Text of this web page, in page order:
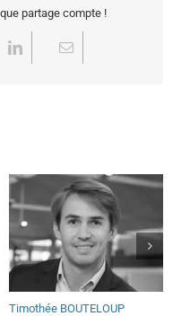
partage compte !
LinkedInEmail
Timothée BOUTELOUP